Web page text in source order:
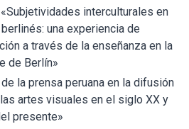
interculturales en
una experiencia de
a través de la enseñanza en la
de Berlín»
la prensa peruana en la difusión
artes visuales en el siglo XX y
presente»